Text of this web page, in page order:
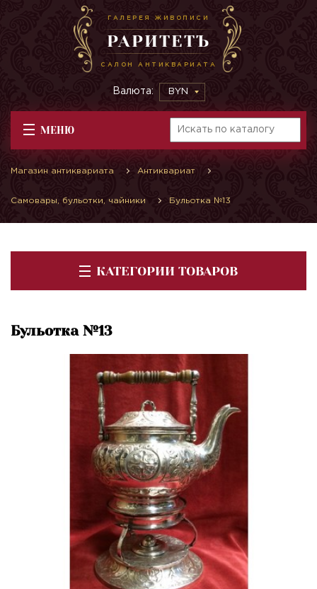
ГАЛЕРЕЯ ЖИВОПИСИ
РАРИТЕТЪ
САЛОН АНТИКВАРИАТА
Валюта: BYN
МЕНЮ
Магазин антиквариата Антиквариат
Самовары, бульотки, чайники Бульотка №13
КАТЕГОРИИ ТОВАРОВ
Бульотка №13